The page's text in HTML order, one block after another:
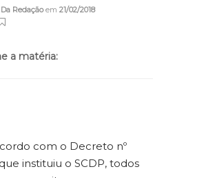
Da Redaçãoem 21/02/2018
a matéria: